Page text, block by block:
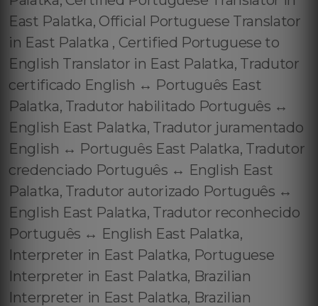
East Palatka, Official Portuguese Translator
in East Palatka , Certified Portuguese to
English Translator in East Palatka, Tradutor
certificado English ↔️ Português East
Palatka, Tradutor habilitado Português ↔️
English East Palatka, Tradutor juramentado
English ↔️ Português East Palatka, Tradutor
credenciado Português ↔️ English East
Palatka, Tradutor autorizado Português ↔️
English East Palatka, Tradutor reconhecido
Português ↔️ English East Palatka,
Interpreter in East Palatka, Portuguese
Interpreter in East Palatka, Brazilian
Interpreter in East Palatka, Brazilian